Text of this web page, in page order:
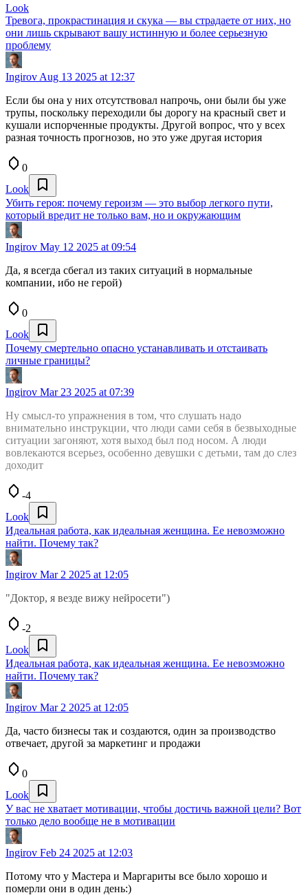
Look
Тревога, прокрастинация и скука — вы страдаете от них, но
они лишь скрывают вашу истинную и более серьезную
проблему
Ingirov Aug 13 2025 at 12:37
Если бы она у них отсутствовал напрочь, они были бы уже
трупы, поскольку переходили бы дорогу на красный свет и
кушали испорченные продукты. Другой вопрос, что у всех
разная точность прогнозов, но это уже другая история
0
Look
Убить героя: почему героизм — это выбор легкого пути,
который вредит не только вам, но и окружающим
Ingirov May 12 2025 at 09:54
Да, я всегда сбегал из таких ситуаций в нормальные
компании, ибо не герой)
0
Look
Почему смертельно опасно устанавливать и отстаивать
личные границы?
Ingirov Mar 23 2025 at 07:39
Ну смысл-то упражнения в том, что слушать надо
внимательно инструкции, что люди сами себя в безвыходные
ситуации загоняют, хотя выход был под носом. А люди
вовлекаются всерьез, особенно девушки с детьми, там до слез
доходит
-4
Look
Идеальная работа, как идеальная женщина. Ее невозможно
найти. Почему так?
Ingirov Mar 2 2025 at 12:05
"Доктор, я везде вижу нейросети")
-2
Look
Идеальная работа, как идеальная женщина. Ее невозможно
найти. Почему так?
Ingirov Mar 2 2025 at 12:05
Да, часто бизнесы так и создаются, один за производство
отвечает, другой за маркетинг и продажи
0
Look
У вас не хватает мотивации, чтобы достичь важной цели? Вот
только дело вообще не в мотивации
Ingirov Feb 24 2025 at 12:03
Потому что у Мастера и Маргариты все было хорошо и
померли они в один день:)